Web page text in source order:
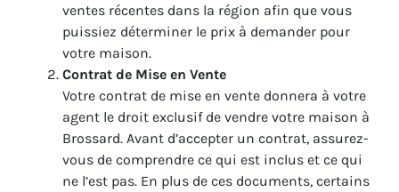
ventes récentes dans la région afin que vous
puissiez déterminer le prix à demander pour
votre maison.
Contrat de Mise en Vente
Votre contrat de mise en vente donnera à votre
agent le droit exclusif de vendre votre maison à
Brossard. Avant d’accepter un contrat, assurez-
vous de comprendre ce qui est inclus et ce qui
ne l’est pas. En plus de ces documents, certains